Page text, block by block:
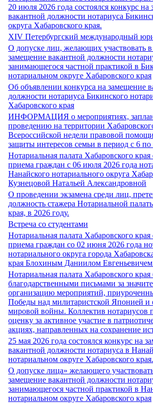
20 июля 2026 года состоялся конкурс на
вакантной должности нотариуса
округа Хабаровского края.
XIV Петербургский международный
О допуске лиц, желающих участвовать в
замещение вакантной должности
занимающегося частной практикой в
нотариальном округе Хабаровского края
Об объявлении конкурса на замещение
должности нотариуса Бикинского
Хабаровского края
ИНФОРМАЦИЯ о мероприятиях,
проведению на территории
Всероссийской недели правовой
защиты интересов семьи в период с 6
Нотариальная палата Хабаровского
приема граждан с 06 июля 2026 года
Нанайского нотариального округа
Кузнецовой Натальей Александровной
О проведении экзамена среди лиц,
должность стажера Нотариальной
края, в 2026 году.
Встреча со студентами
Нотариальная палата Хабаровского
приема граждан со 02 июня 2026 года
нотариального округа города
края Блохиным Даниилом
Нотариальная палата Хабаровского
благодарственными письмами за
организацию мероприятий,
Победы над милитаристской Японией и
мировой войны. Коллектив нотариусов
оценку за активное участие в
акциях, направленных на сохранение
25 мая 2026 года состоялся конкурс на
вакантной должности нотариуса в
нотариальном округе Хабаровского края.
О допуске лица» желающего
замещение вакантной должности
занимающегося частной практикой в
нотариальном округе Хабаровского края